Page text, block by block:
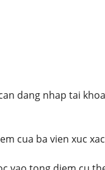
dang nhap tai
cua ba vien xuc xac